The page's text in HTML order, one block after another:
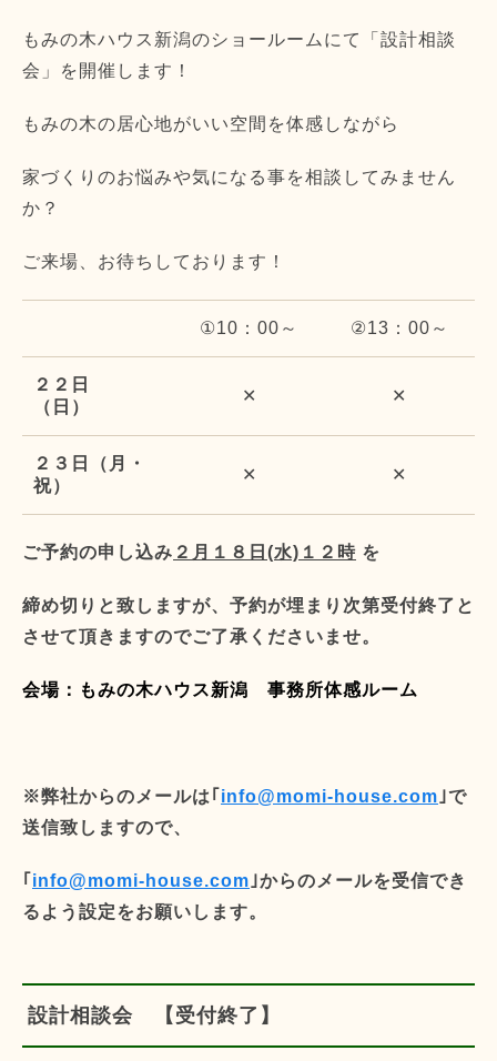
もみの木ハウス新潟のショールームにて「設計相談
会」を開催します！
もみの木の居心地がいい空間を体感しながら
家づくりのお悩みや気になる事を相談してみません
か？
ご来場、お待ちしております！
①10：00～ ②13：00～
２２日
（日）
✕ ✕
２３日（月・
祝）
✕ ✕
ご予約の申し込み ２月１８日(水)１２時 を
締め切りと致しますが、 予約が埋まり次第受付終了と
させて頂きますのでご了承くださいませ。
会場：もみの木ハウス新潟 事務所体感ルーム
※弊社からのメールは｢ info@momi-house.com ｣で
送信致しますので、
｢ info@momi-house.com ｣からのメールを受信でき
るよう設定をお願いします。
設計相談会 【受付終了】